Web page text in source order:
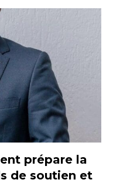
prépare la
de soutien et